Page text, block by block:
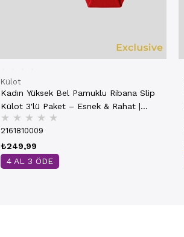
Külot
Kadın Yüksek Bel Pamuklu Ribana Slip
Külot 3'lü Paket – Esnek & Rahat |
Kırmızı K0305
★ ★ ★ ★ ★
2161810009
₺249,99
4 AL 3 ÖDE